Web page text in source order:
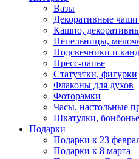
Вазы
Декоративные
Кашпо,
Пепельницы,
Подсвечники и
Пресс-папье
Статуэтки, фигурки
Флаконы для духов
Фоторамки
Часы, настольные
Шкатулки,
Подарки
Подарки к 23
Подарки к 8 марта